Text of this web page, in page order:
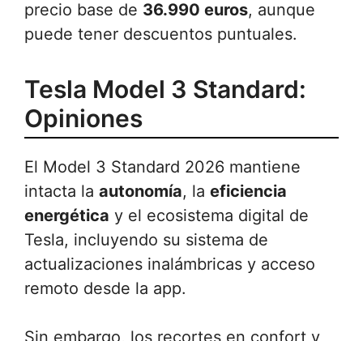
precio base de 36.990 euros, aunque
puede tener descuentos puntuales.
Tesla Model 3 Standard:
Opiniones
El Model 3 Standard 2026 mantiene
intacta la autonomía, la eficiencia
energética y el ecosistema digital de
Tesla, incluyendo su sistema de
actualizaciones inalámbricas y acceso
remoto desde la app.
Sin embargo, los recortes en confort y